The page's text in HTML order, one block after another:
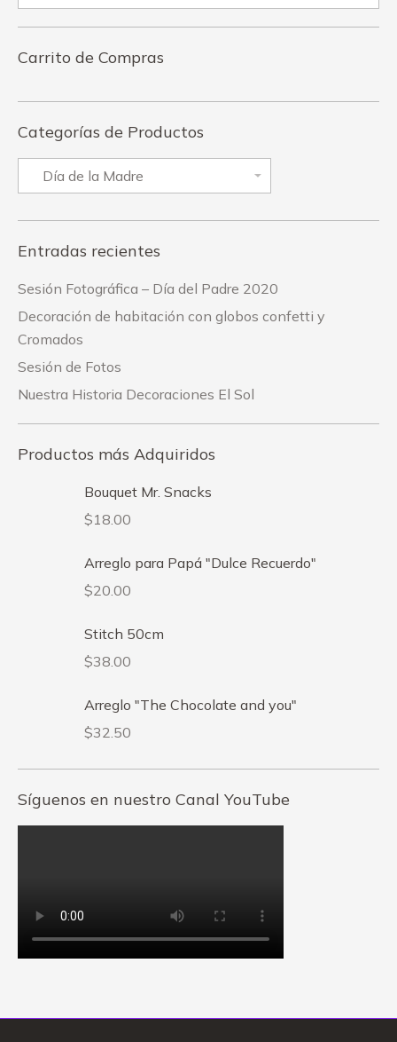
Carrito de Compras
Categorías de Productos
Entradas recientes
Sesión Fotográfica – Día del Padre 2020
Decoración de habitación con globos confetti y
Cromados
Sesión de Fotos
Nuestra Historia Decoraciones El Sol
Productos más Adquiridos
Bouquet Mr. Snacks
$18.00
Arreglo para Papá "Dulce Recuerdo"
$20.00
Stitch 50cm
$38.00
Arreglo "The Chocolate and you"
$32.50
Síguenos en nuestro Canal YouTube